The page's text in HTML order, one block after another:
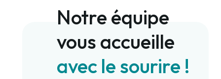
Notre équipe
vous accueille
avec le sourire !